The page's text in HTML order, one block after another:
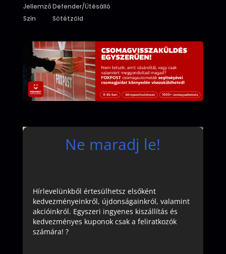
JellemzőDefender/Ütésálló
Szín
Sötétzöld
Ne maradj le!
Hírlevelünkből értesülhetsz elsőként
kedvezményeinkről, újdonságainkról, valamint
akcióinkról. Egyszeri ingyenes kiszállítás és
kedvezményes kuponok csak a feliratkozók
számára! ?